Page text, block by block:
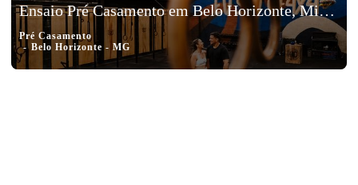
Ensaio Pré Casamento em Belo Horizonte, Minas Gerais - Karol e Vinicius
Pré Casamento
Belo Horizonte - MG